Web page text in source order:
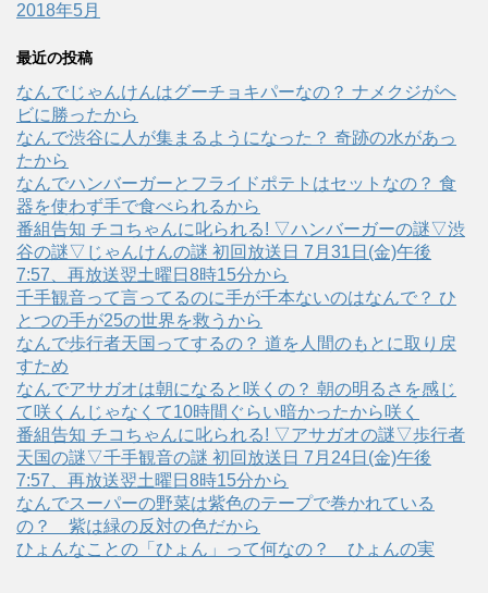
2018年5月
最近の投稿
なんでじゃんけんはグーチョキパーなの？ ナメクジがヘ
ビに勝ったから
なんで渋谷に人が集まるようになった？ 奇跡の水があっ
たから
なんでハンバーガーとフライドポテトはセットなの？ 食
器を使わず手で食べられるから
番組告知 チコちゃんに叱られる! ▽ハンバーガーの謎▽渋
谷の謎▽じゃんけんの謎 初回放送日 7月31日(金)午後
7:57、再放送翌土曜日8時15分から
千手観音って言ってるのに手が千本ないのはなんで？ ひ
とつの手が25の世界を救うから
なんで歩行者天国ってするの？ 道を人間のもとに取り戻
すため
なんでアサガオは朝になると咲くの？ 朝の明るさを感じ
て咲くんじゃなくて10時間ぐらい暗かったから咲く
番組告知 チコちゃんに叱られる! ▽アサガオの謎▽歩行者
天国の謎▽千手観音の謎 初回放送日 7月24日(金)午後
7:57、再放送翌土曜日8時15分から
なんでスーパーの野菜は紫色のテープで巻かれている
の？ 紫は緑の反対の色だから
ひょんなことの「ひょん」って何なの？ ひょんの実